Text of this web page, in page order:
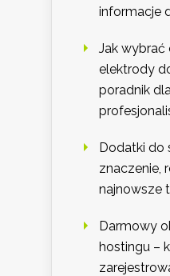
informacje
Jak wybrać
elektrody
poradnik
Dodatki do
znaczenie,
najnowsze
Darmowy
hostingu –